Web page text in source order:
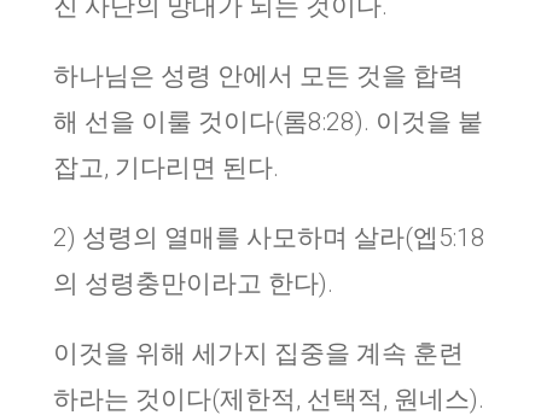
진 사단의 망대가 되는 것이다.
하나님은 성령 안에서 모든 것을 합력
해 선을 이룰 것이다(롬8:28). 이것을 붙
잡고, 기다리면 된다.
2) 성령의 열매를 사모하며 살라(엡5:18
의 성령충만이라고 한다).
이것을 위해 세가지 집중을 계속 훈련
하라는 것이다(제한적, 선택적, 원네스).